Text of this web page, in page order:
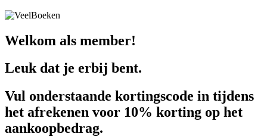
Welkom als member!
Leuk dat je erbij bent.
Vul onderstaande kortingscode in tijdens
het afrekenen voor 10% korting op het
aankoopbedrag.